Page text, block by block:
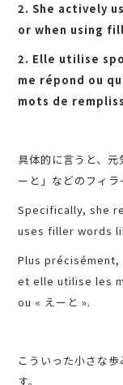
2. She actively
or when using
2. Elle utilise
me répond ou
mots de
具体的に言うと、
ーと」などのフィラ
Specifically, she
uses filler words
Plus précisément,
et elle utilise les
ou « えーと ».
こういった小さな
す。